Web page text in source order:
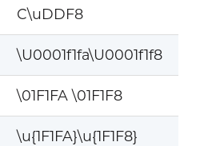
C\uDDF8
\U0001f1fa\U0001f1f8
\01F1FA \01F1F8
\u{1F1FA}\u{1F1F8}